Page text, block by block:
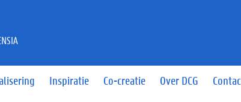
Inspiratie Co-creatie Over DCG